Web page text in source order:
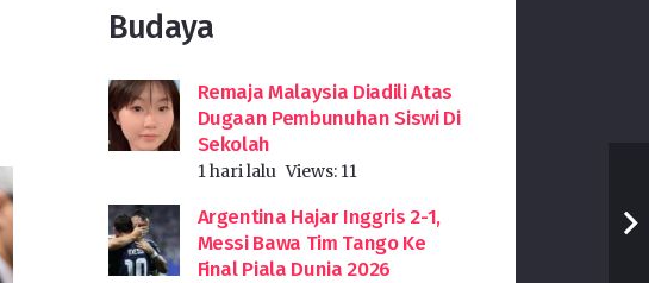
Budaya
Remaja Malaysia Diadili Atas
Dugaan Pembunuhan Siswi Di
Sekolah
1 hari lalu Views: 11
Argentina Hajar Inggris 2-1,
Messi Bawa Tim Tango Ke
Final Piala Dunia 2026